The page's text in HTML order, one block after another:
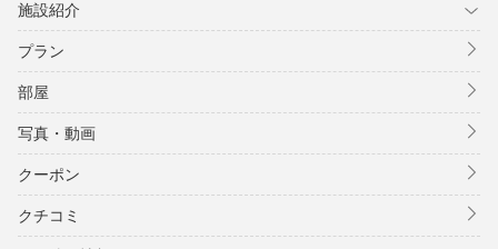
施設紹介
プラン
部屋
写真・動画
クーポン
クチコミ